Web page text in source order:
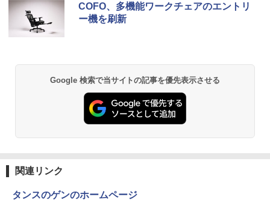
COFO、多機能ワークチェアのエントリ
ー機を刷新
Google 検索で当サイトの記事を優先表示させる
関連リンク
タンスのゲンのホームページ